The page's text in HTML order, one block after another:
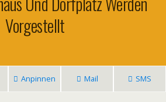
Vorgestellt
Anpinnen Mail SMS